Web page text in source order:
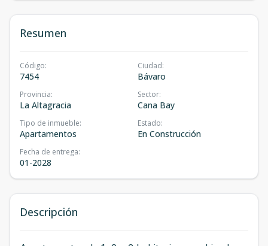
Resumen
Código:
7454
Ciudad:
Bávaro
Provincia:
La Altagracia
Sector:
Cana Bay
Tipo de inmueble:
Apartamentos
Estado:
En Construcción
Fecha de entrega:
01-2028
Descripción